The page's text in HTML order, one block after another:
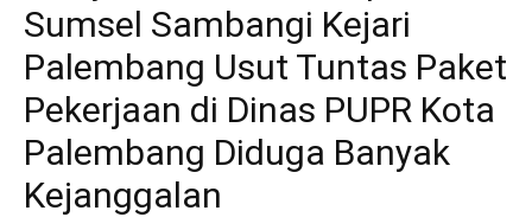
Sumsel Sambangi Kejari
Palembang Usut Tuntas Paket
Pekerjaan di Dinas PUPR Kota
Palembang Diduga Banyak
Kejanggalan